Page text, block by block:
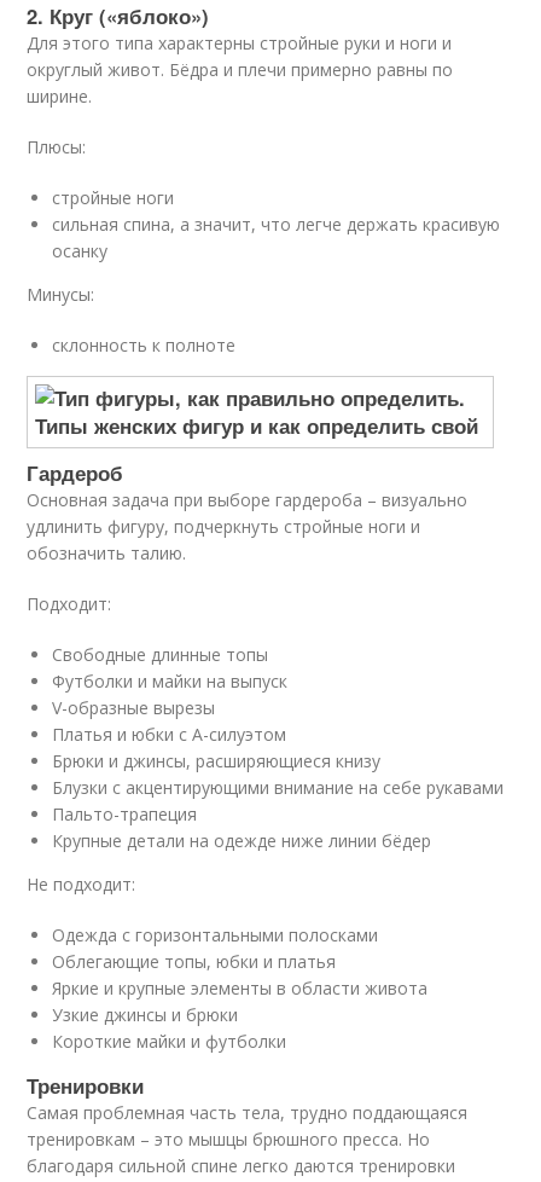
2. Круг («яблоко»)
Для этого типа характерны стройные руки и ноги и
округлый живот. Бёдра и плечи примерно равны по
ширине.
Плюсы:
стройные ноги
сильная спина, а значит, что легче держать красивую
осанку
Минусы:
склонность к полноте
Гардероб
Основная задача при выборе гардероба – визуально
удлинить фигуру, подчеркнуть стройные ноги и
обозначить талию.
Подходит:
Свободные длинные топы
Футболки и майки на выпуск
V-образные вырезы
Платья и юбки с А-силуэтом
Брюки и джинсы, расширяющиеся книзу
Блузки с акцентирующими внимание на себе рукавами
Пальто-трапеция
Крупные детали на одежде ниже линии бёдер
Не подходит:
Одежда с горизонтальными полосками
Облегающие топы, юбки и платья
Яркие и крупные элементы в области живота
Узкие джинсы и брюки
Короткие майки и футболки
Тренировки
Самая проблемная часть тела, трудно поддающаяся
тренировкам – это мышцы брюшного пресса. Но
благодаря сильной спине легко даются тренировки